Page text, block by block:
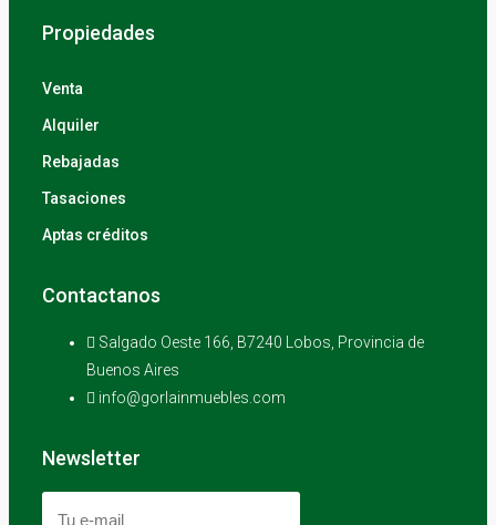
Propiedades
Venta
Alquiler
Rebajadas
Tasaciones
Aptas créditos
Contactanos
Salgado Oeste 166, B7240 Lobos, Provincia de
Buenos Aires
info@gorlainmuebles.com
Newsletter